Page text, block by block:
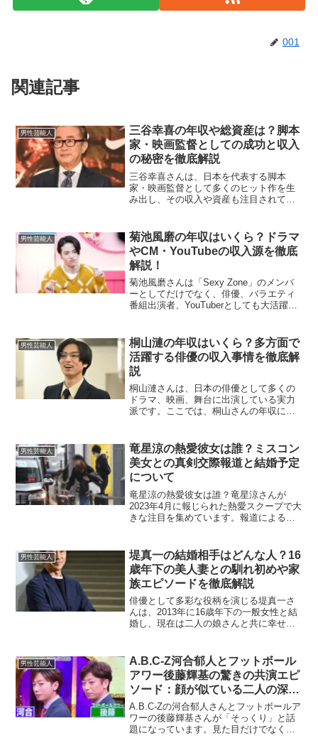
001
関連記事
男性芸能人
三谷幸喜の年収や総資産は？脚本
家・映画監督としての成功と収入
の秘密を徹底解説
三谷幸喜さんは、日本を代表する脚本
家・映画監督として多くのヒット作を生
み出し、その収入や資産も注目されてい
します。三谷幸喜の年収はどのくらい？
三谷幸喜さんの年収は、推定...
男性芸能人
菊池風磨の年収はいくら？ドラマ
やCM・YouTubeの収入源を徹底
解説！
菊池風磨さんは「Sexy Zone」のメンバ
ーとしてだけでなく、俳優、バラエティ
番組出演者、YouTuberとしても大活躍し
のではないでしょうか？この記事では、
菊池風磨...
男性芸能人
桐山漣の年収はいくら？多方面で
活躍する俳優の収入事情を徹底解
説
桐山漣さんは、日本の俳優として多くの
ドラマ、映画、舞台に出演している実力
派です。ここでは、桐山さんの年収につ
芸能界でキャリアを積んでいますが、年
収は明らかになっていませ...
男性芸能人
竜星涼の熱愛彼女は誰？ミスコン
美女との真剣交際報道と結婚予定
について
竜星涼の熱愛彼女は誰？竜星涼さんが
2023年4月に報じられた熱愛スクープで大
きな注目を集めています。報道による
がある美女と真剣交際しているとのこと
です。彼女は一般の女性な...
男性芸能人
堤真一の結婚相手はどんな人？16
歳年下の美人妻との馴れ初めや家
族エピソードを徹底解説
俳優として多彩な役柄を演じる堤真一さ
んは、2013年に16歳年下の一般女性と結
婚し、現在は二人の娘さんと共に幸せな
め、家族とのエピソードについて詳しく
ご紹介します。堤真一...
男性芸能人
A.B.C-Z河合郁人とフットボール
アワー後藤輝基の驚きの共演エピ
ソード：顔が似ている二人の深い
絆とは？
A.B.C-Zの河合郁人さんとフットボールア
ワーの後藤輝基さんが「そっくり」と話
題になっています。見た目だけでなく、